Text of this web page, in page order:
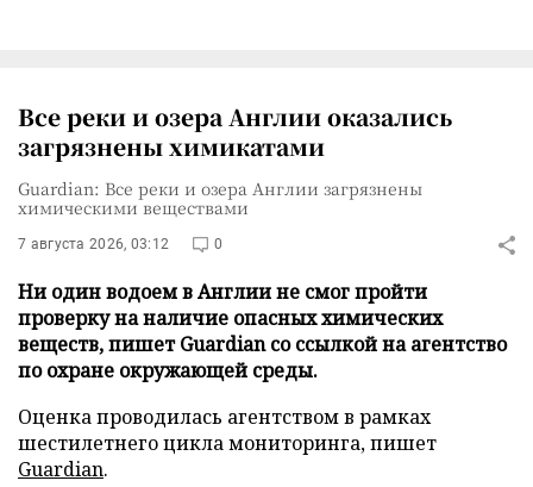
Все реки и озера Англии оказались
загрязнены химикатами
Guardian: Все реки и озера Англии загрязнены
химическими веществами
7 августа 2026, 03:12 0
Ни один водоем в Англии не смог пройти
проверку на наличие опасных химических
веществ, пишет Guardian со ссылкой на агентство
по охране окружающей среды.
Оценка проводилась агентством в рамках
шестилетнего цикла мониторинга, пишет
Guardian.